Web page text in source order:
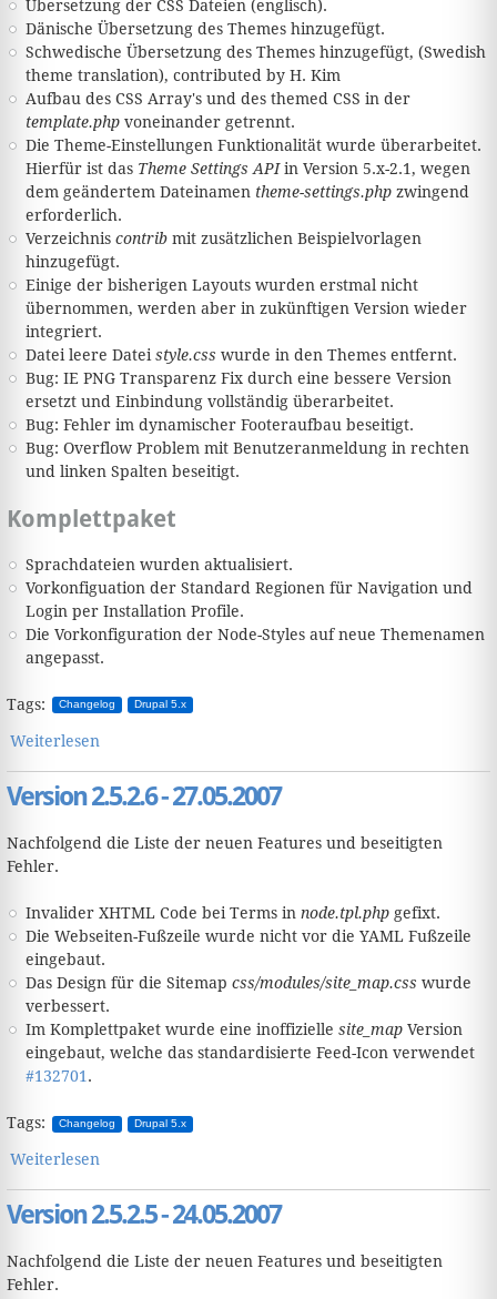
Übersetzung der CSS Dateien (englisch).
Dänische Übersetzung des Themes hinzugefügt.
Schwedische Übersetzung des Themes hinzugefügt, (Swedish
theme translation), contributed by H. Kim
Aufbau des CSS Array's und des themed CSS in der
template.phpvoneinander getrennt.
Die Theme-Einstellungen Funktionalität wurde überarbeitet.
Hierfür ist das Theme Settings APIin Version 5.x-2.1, wegen
dem geändertem Dateinamen theme-settings.phpzwingend
erforderlich.
Verzeichnis contribmit zusätzlichen Beispielvorlagen
hinzugefügt.
Einige der bisherigen Layouts wurden erstmal nicht
übernommen, werden aber in zukünftigen Version wieder
integriert.
Datei leere Datei style.css wurde in den Themes entfernt.
Bug: IE PNG Transparenz Fix durch eine bessere Version
ersetzt und Einbindung vollständig überarbeitet.
Bug: Fehler im dynamischer Footeraufbau beseitigt.
Bug: Overflow Problem mit Benutzeranmeldung in rechten
und linken Spalten beseitigt.
Komplettpaket
Sprachdateien wurden aktualisiert.
Vorkonfiguation der Standard Regionen für Navigation und
Login per Installation Profile.
Die Vorkonfiguration der Node-Styles auf neue Themenamen
angepasst.
Tags: Changelog Drupal 5.x
Weiterlesen
Version 2.5.2.6 - 27.05.2007
Nachfolgend die Liste der neuen Features und beseitigten
Fehler.
Invalider XHTML Code bei Terms in node.tpl.phpgefixt.
Die Webseiten-Fußzeile wurde nicht vor die YAML Fußzeile
eingebaut.
Das Design für die Sitemap css/modules/site_map.css wurde
verbessert.
Im Komplettpaket wurde eine inoffizielle site_mapVersion
eingebaut, welche das standardisierte Feed-Icon verwendet
#132701 .
Tags: Changelog Drupal 5.x
Weiterlesen
Version 2.5.2.5 - 24.05.2007
Nachfolgend die Liste der neuen Features und beseitigten
Fehler.